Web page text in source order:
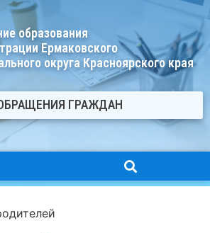
образования
Ермаковского
округа Красноярского края
ГРАЖДАН